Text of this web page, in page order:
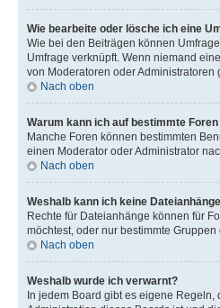
Wie bearbeite oder lösche ich eine
Wie bei den Beiträgen können
Umfrage verknüpft. Wenn niemand
von Moderatoren oder
Nach oben
Warum kann ich auf bestimmte
Manche Foren können bestimmten
einen Moderator oder Administrator
Nach oben
Weshalb kann ich keine
Rechte für Dateianhänge können für
möchtest, oder nur bestimmte
Nach oben
Weshalb wurde ich verwarnt?
In jedem Board gibt es eigene